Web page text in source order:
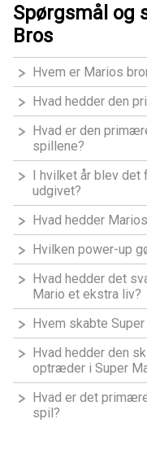
Spørgsmål og
Bros
Hvem er Marios
Hvad hedder den
Hvad er den
spillene?
I hvilket år blev det
udgivet?
Hvad hedder
Hvilken power-up
Hvad hedder det
Mario et ekstra liv?
Hvem skabte
Hvad hedder den
optræder i Super
Hvad er det
spil?